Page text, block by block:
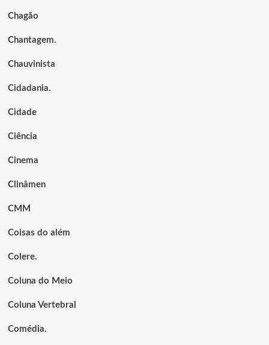
Chagão
Chantagem.
Chauvinista
Cidadania.
Cidade
Ciência
Cinema
Clinâmen
CMM
Coisas do além
Colere.
Coluna do Meio
Coluna Vertebral
Comédia.